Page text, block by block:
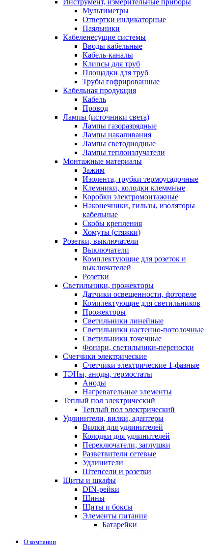
Инструмент, измерительные приборы
Мультиметры
Отвертки индикаторные
Паяльники
Кабеленесущие системы
Вводы кабельные
Кабель-каналы
Клипсы для труб
Площадки для труб
Трубы гофрированные
Кабельная продукция
Кабель
Провод
Лампы (источники света)
Лампы газоразрядные
Лампы накаливания
Лампы светодиодные
Лампы теплоизлучатели
Монтажные материалы
Зажим
Изолента, трубки термоусадочные
Клемники, колодки клеммные
Коробки электромонтажные
Наконечники, гильзы, изоляторы
кабельные
Скобы крепления
Хомуты (стяжки)
Розетки, выключатели
Выключатели
Комплектующие для розеток и
выключателей
Розетки
Светильники, прожекторы
Датчики освещенности, фотореле
Комплектующие для светильников
Прожекторы
Светильники линейные
Светильники настенно-потолочные
Светильники точечные
Фонари, светильники-переноски
Счетчики электрические
Счетчики электрические 1-фазные
ТЭНы, аноды, термостаты
Аноды
Нагревательные элементы
Теплый пол электрический
Теплый пол электрический
Удлинители, вилки, адаптеры
Вилки для удлинителей
Колодки для удлинителей
Переключатели, заглушки
Разветвители сетевые
Удлинители
Штепсели и розетки
Щиты и шкафы
DIN-рейки
Шины
Щиты и боксы
Элементы питания
Батарейки
О компании